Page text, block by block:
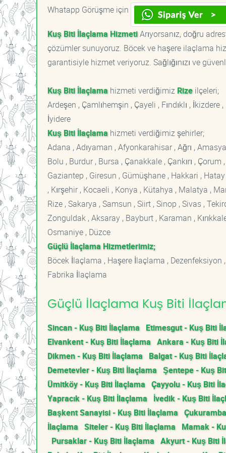
Whatapp Görüşme için
Kuş Biti İlaçlama HizmetiArıyorsanız, doğru
çözümler sunuyoruz. Böcek ve haşere ilaçlama
garantisiyle hizmet veriyoruz. Sağlığınızı ve
Kuş Biti İlaçlama hizmeti verdiğimiz Rizeilçeleri;
Ardeşen , Çamlıhemşin , Çayeli , Fındıklı ,
İyidere
Kuş Biti İlaçlama hizmeti verdiğimiz şehirler;
Adana , Adıyaman , Afyonkarahisar , Ağrı ,
Bolu , Burdur , Bursa , Çanakkale , Çankırı ,
Gaziantep , Giresun , Gümüşhane , Hakkari ,
, Kırşehir , Kocaeli , Konya , Kütahya , Malatya ,
Rize , Sakarya , Samsun , Siirt , Sinop , Sivas ,
Zonguldak , Aksaray , Bayburt , Karaman ,
Osmaniye , Düzce
Güçlü İlaçlama Hizmetlerimiz;
Böcek İlaçlama , Haşere İlaçlama ,
Fabrika İlaçlama
Güçlü İlaçlama Kuş Biti
Sincan - Kuş Biti İlaçlama Etimesgut - Kuş Biti
Elvankent - Kuş Biti İlaçlama Ankara - Kuş Biti
Dikmen - Kuş Biti İlaçlama Balgat - Kuş Biti
Demetevler - Kuş Biti İlaçlama Şentepe - Kuş
Ümitköy - Kuş Biti İlaçlama Çayyolu - Kuş Biti
Yapracık - Kuş Biti İlaçlama İvedik - Kuş Biti
Başkent Sanayisi - Kuş Biti İlaçlama
İlaçlama Siteler - Kuş Biti İlaçlama Mamak -
Pursaklar - Kuş Biti İlaçlama Akyurt - Kuş Biti